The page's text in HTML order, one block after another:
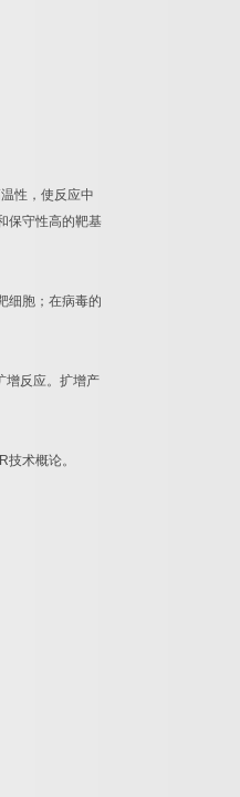
性，使反应中
保守性高的靶基
细胞；在病毒的
增反应。扩增产
技术概论。